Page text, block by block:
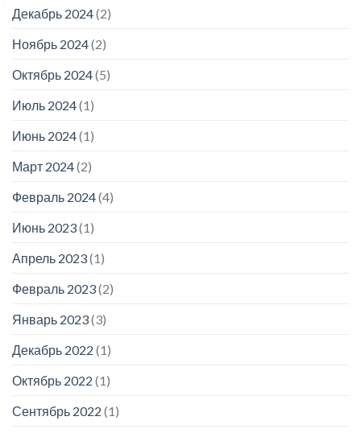
Декабрь 2024(2)
Ноябрь 2024(2)
Октябрь 2024(5)
Июль 2024(1)
Июнь 2024(1)
Март 2024(2)
Февраль 2024(4)
Июнь 2023(1)
Апрель 2023(1)
Февраль 2023(2)
Январь 2023(3)
Декабрь 2022 (1)
Октябрь 2022 (1)
Сентябрь 2022 (1)